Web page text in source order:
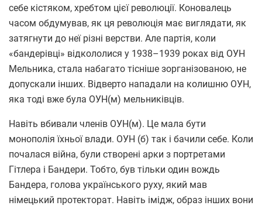
себе кістяком, хребтом цієї революції. Коновалець
часом обдумував, як ця революція має виглядати, як
затягнути до неї різні верстви. Але партія, коли
«бандерівці» відкололися у 1938–1939 роках від ОУН
Мельника, стала набагато тісніше зорганізованою, не
допускали інших. Відверто нападали на колишню ОУН,
яка тоді вже була ОУН(м) мельниківців.
Навіть вбивали членів ОУН(м). Це мала бути
монополія їхньої влади. ОУН (б) так і бачили себе. Коли
почалася війна, були створені арки з портретами
Гітлера і Бандери. Тобто, був тільки один вождь
Бандера, голова українського руху, який мав
німецький протекторат. Навіть імідж, образ інших вони